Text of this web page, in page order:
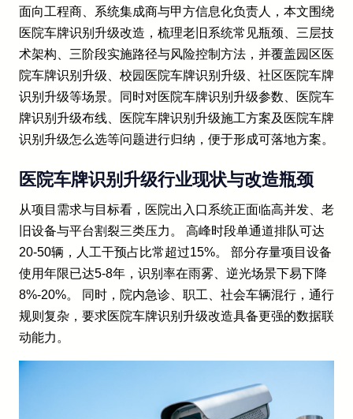
面向工程商、系统集成商与甲方信息化负责人，本文围绕
医院车牌识别升级改造，梳理老旧系统常见瓶颈、三层技
术架构、三阶段实施路径与风险控制方法，并覆盖园区医
院车牌识别升级、校园医院车牌识别升级、社区医院车牌
识别升级等场景。同时对医院车牌识别升级参数、医院车
牌识别升级布线、医院车牌识别升级施工方案及医院车牌
识别升级怎么选等问题进行归纳，便于形成可落地方案。
医院车牌识别升级行业现状与改造瓶颈
从项目需求与目标看，医院出入口系统正面临高并发、老
旧设备与平台割裂三类压力。 高峰时段单通道排队可达
20-50辆，人工干预占比常超过15%。 部分存量项目设备
使用年限已达5-8年，识别率在雨雾、逆光场景下易下降
8%-20%。 同时，院内急诊、职工、社会车辆混行，通行
规则复杂，要求医院车牌识别升级改造具备更强的数据联
动能力。